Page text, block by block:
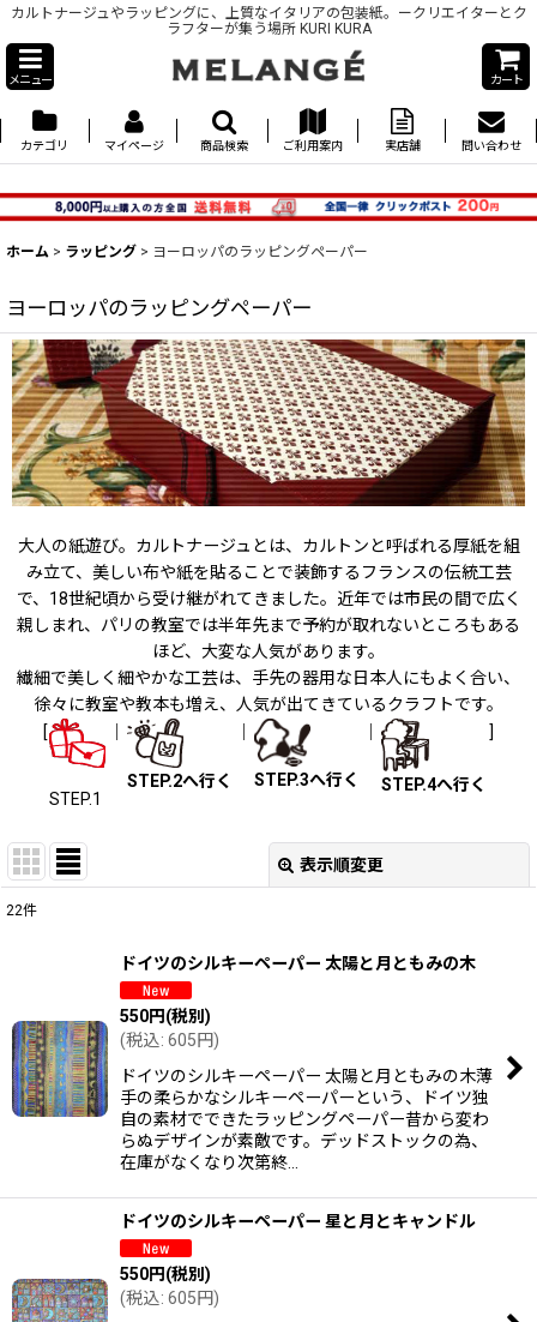
カルトナージュやラッピングに、上質なイタリアの包装紙。ークリエイターとク
ラフターが集う場所 KURI KURA
メニュー カート
カテゴリ マイページ 商品検索 ご利用案内 実店舗 問い合わせ
ホーム > ラッピング > ヨーロッパのラッピングペーパー
ヨーロッパのラッピングペーパー
大人の紙遊び。カルトナージュとは、カルトンと呼ばれる厚紙を組
み立て、美しい布や紙を貼ることで装飾するフランスの伝統工芸
で、18世紀頃から受け継がれてきました。近年では市民の間で広く
親しまれ、パリの教室では半年先まで予約が取れないところもある
ほど、大変な人気があります。
繊細で美しく細やかな工芸は、手先の器用な日本人にもよく合い、
徐々に教室や教本も増え、人気が出てきているクラフトです。
[
STEP.1
STEP.2へ行く STEP.3へ行く STEP.4へ行く
]
表示順変更
絞り込む
22件
ドイツのシルキーペーパー 太陽と月ともみの木
550円(税別)
(税込: 605円)
ドイツのシルキーペーパー 太陽と月ともみの木薄
手の柔らかなシルキーペーパーという、ドイツ独
自の素材でできたラッピングペーパー昔から変わ
らぬデザインが素敵です。デッドストックの為、
在庫がなくなり次第終…
ドイツのシルキーペーパー 星と月とキャンドル
550円(税別)
(税込: 605円)